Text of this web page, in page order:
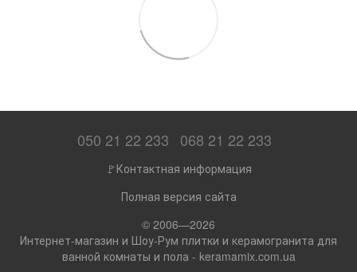
050 21 22 233 068 21 22 233
🚩Контактная информация
Полная версия сайта
© 2006—2026
Интернет-магазин и Шоу-Рум плитки и керамогранита для
ванной комнаты и пола - keramamix.com.ua